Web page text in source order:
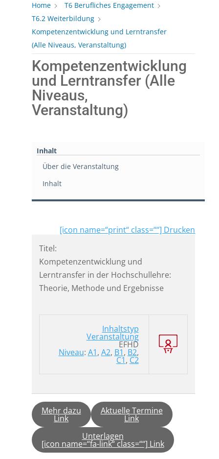
Home
T6 Berufliches Engagement
T6.2 Weiterbildung
Kompetenzentwicklung und Lerntransfer
(Alle Niveaus, Veranstaltung)
Kompetenzentwicklung
und Lerntransfer (Alle
Niveaus,
Veranstaltung)
Inhalt
Über die Veranstaltung
Inhalt
[icon name=“print“ class=““] Drucken
Titel:
Kompetenzentwicklung und
Lerntransfer in der Hochschullehre:
Theorie, Methode und Ergebnisse
Inhaltstyp
Veranstaltung
EFHD
Niveau: A1, A2, B1, B2,
C1, C2
Mehr dazu
Link
Aktuelle Termine
Link
Unterlagen
[icon name=“fa-link“ class=““] Link